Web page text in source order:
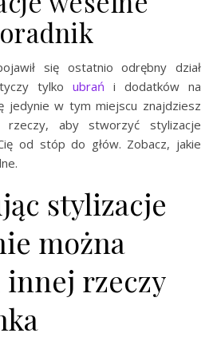
tylko ubrań i dodatków na
jedynie w tym miejscu znajdziesz
rzeczy, aby stworzyć stylizacje
od stóp do głów. Zobacz, jakie
stylizacje
można
innej rzeczy